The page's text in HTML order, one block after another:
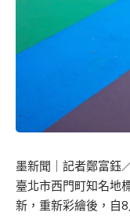
墨新聞 ｜記者鄭富鈺
臺北市西門町知名地
新，重新彩繪後，自